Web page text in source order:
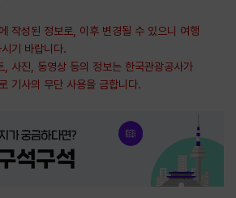
작성된 정보로, 이후 변경될 수 있으니 여행
기 바랍니다.
사진, 동영상 등의 정보는 한국관광공사가
기사의 무단 사용을 금합니다.